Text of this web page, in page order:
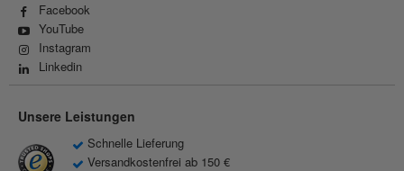
Facebook
YouTube
Instagram
Linkedin
Unsere Leistungen
Schnelle Lieferung
Versandkostenfrei ab 150 €